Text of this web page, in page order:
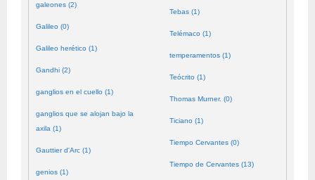
galeones (2)
Galileo (0)
Galileo herético (1)
Gandhi (2)
ganglios en el cuello (1)
ganglios que se alojan bajo la
axila (1)
Gauttier d'Arc (1)
genios (1)
Tebas (1)
Telémaco (1)
temperamentos (1)
Teócrito (1)
Thomas Murner. (0)
Ticiano (1)
Tiempo Cervantes (0)
Tiempo de Cervantes (13)